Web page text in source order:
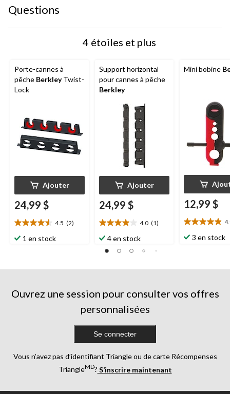
Questions
4 étoiles et plus
Porte-cannes à
pêche BerkleyTwist-
Lock
Ajouter
24,99 $
4.5 (2)
4.5
étoile(s)
1 en stock
Support horizontal
pour cannes à pêche
Berkley
Ajouter
24,99 $
4.0 (1)
4.0
étoile(s)
sur
4 en stock
Mini bobine
12,99 $
4.9
étoile(s)
3 en stock
Ouvrez une session pour consulter vos offres
personnalisées
Se connecter
Vous n’avez pas d’identifiant Triangle ou de carte Récompenses
TriangleMD? S’inscrire maintenant